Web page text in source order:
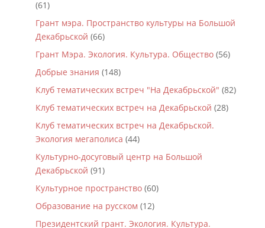
(61)
Грант мэра. Пространство культуры на Большой
Декабрьской (66)
Грант Мэра. Экология. Культура. Общество(56)
Добрые знания (148)
Клуб тематических встреч "На Декабрьской" (82)
Клуб тематических встреч на Декабрьской (28)
Клуб тематических встреч на Декабрьской.
Экология мегаполиса (44)
Культурно-досуговый центр на Большой
Декабрьской (91)
Культурное пространство(60)
Образование на русском (12)
Президентский грант. Экология. Культура.